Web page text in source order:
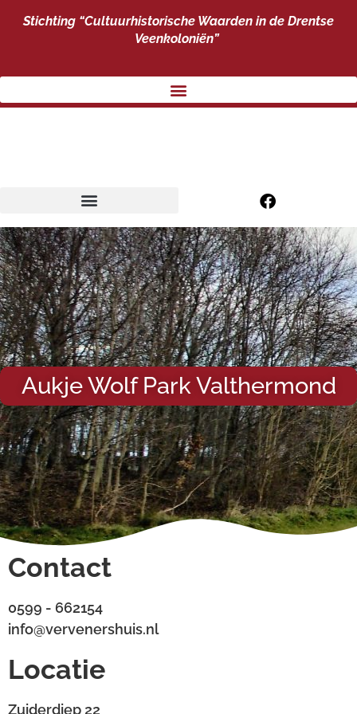
Stichting “Cultuurhistorische Waarden in de Drentse
Veenkoloniën”
Aukje Wolf Park Valthermond
Contact
0599 - 662154
info@vervenershuis.nl
Locatie
Zuiderdiep 22